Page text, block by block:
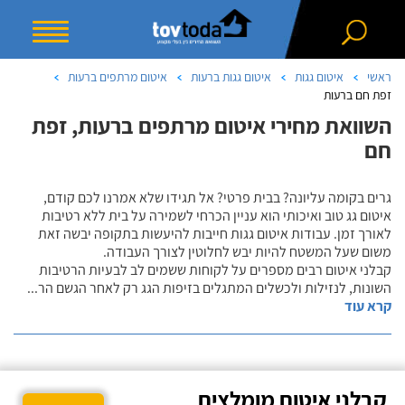
ראשי איטום גגות איטום גגות ברעות
איטום מרתפים ברעות
זפת חם ברעות
השוואת מחירי איטום מרתפים ברעות, זפת
חם
גרים בקומה עליונה? בבית פרטי? אל תגידו שלא אמרנו לכם קודם,
איטום גג טוב ואיכותי הוא עניין הכרחי לשמירה על בית ללא רטיבות
לאורך זמן. עבודות איטום גגות חייבות להיעשות בתקופה יבשה זאת
משום שעל המשטח להיות יבש לחלוטין לצורך העבודה.
קבלני איטום רבים מספרים על לקוחות ששמים לב לבעיות הרטיבות
השונות, לנזילות ולכשלים המתגלים בזיפות הגג רק לאחר הגשם הר...
קרא עוד